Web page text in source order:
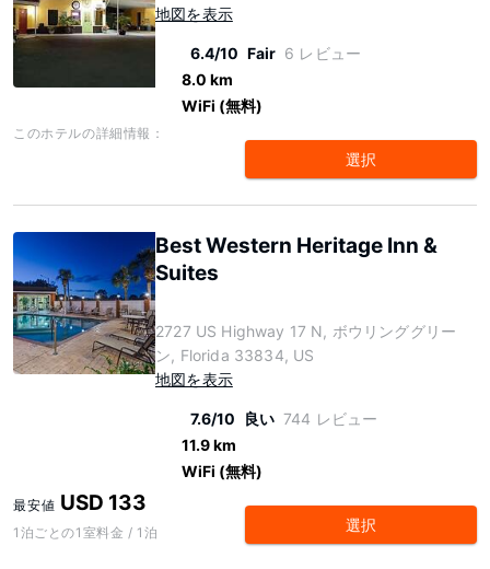
地図を表示
6.4/10 Fair 6 レビュー
8.0 km
WiFi (無料)
このホテルの詳細情報：
選択
Best Western Heritage Inn &
Suites
2727 US Highway 17 N, ボウリンググリー
ン, Florida 33834, US
地図を表示
7.6/10 良い 744 レビュー
11.9 km
WiFi (無料)
最安値 USD 133
1泊ごとの1室料金 / 1泊 選択